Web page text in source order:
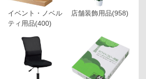
イベント・ノベル
ティ用品(400)
店舗装飾用品(958)